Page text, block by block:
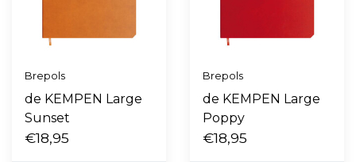
Brepols
de KEMPEN Large
Sunset
€18,95
Brepols
de KEMPEN Large
Poppy
€18,95